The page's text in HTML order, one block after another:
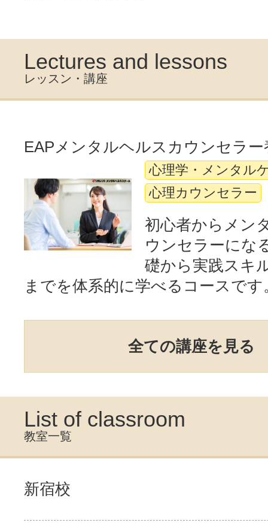
Lectures and lessons
レッスン・講座
EAPメンタルヘルスカウンセラ
心理学・メンタル
心理カウンセラー
初心者からメン
ウンセラーにな
礎から実践スキ
までを体系的に学べるコースです
全ての講座を見る
List of classroom
教室一覧
新宿校